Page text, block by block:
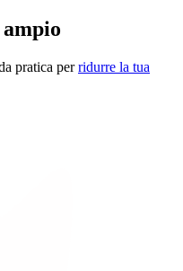
pratica perridurre la tua